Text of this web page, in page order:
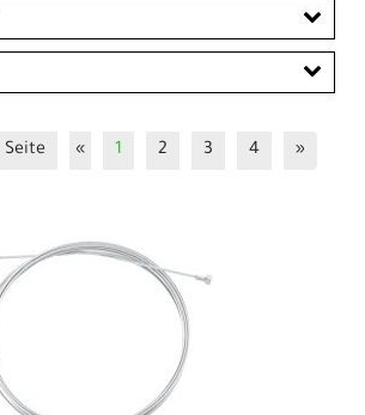
EUR
Seite « 1 2 3 4
»